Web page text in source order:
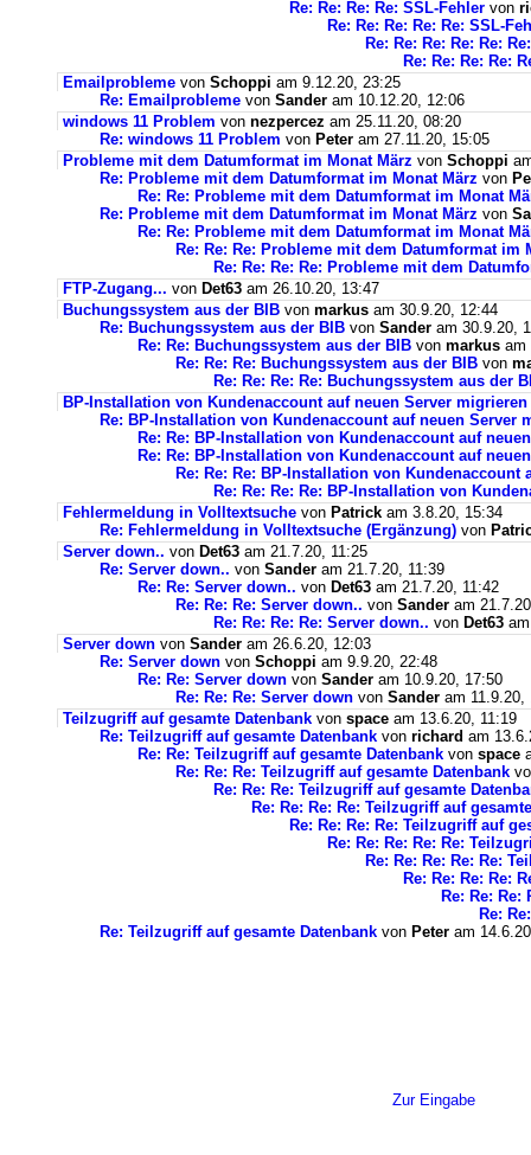
Re: Re: Re: Re: SSL-Fehler von
Re: Re: Re: Re: Re: SSL-
Re: Re: Re: Re: Re:
Re: Re: Re: Re:
Emailprobleme von Schoppi am 9.12.20, 23:25
Re: Emailprobleme von Sander am 10.12.20, 12:06
windows 11 Problem von nezpercez am 25.11.20, 08:20
Re: windows 11 Problem von Peter am 27.11.20, 15:05
Probleme mit dem Datumformat im Monat März von Schoppi
Re: Probleme mit dem Datumformat im Monat März von
Re: Re: Probleme mit dem Datumformat im Monat
Re: Probleme mit dem Datumformat im Monat März von
Re: Re: Probleme mit dem Datumformat im Monat
Re: Re: Re: Probleme mit dem Datumformat im
Re: Re: Re: Re: Probleme mit dem
FTP-Zugang... von Det63 am 26.10.20, 13:47
Buchungssystem aus der BIB von markus am 30.9.20, 12:44
Re: Buchungssystem aus der BIB von Sander am 30.9.20,
Re: Re: Buchungssystem aus der BIB von markus am
Re: Re: Re: Buchungssystem aus der BIB von
Re: Re: Re: Re: Buchungssystem aus der
BP-Installation von Kundenaccount auf neuen Server migrieren
Re: BP-Installation von Kundenaccount auf neuen Server
Re: Re: BP-Installation von Kundenaccount auf
Re: Re: BP-Installation von Kundenaccount auf
Re: Re: Re: BP-Installation von Kundenaccount
Re: Re: Re: Re: BP-Installation von
Fehlermeldung in Volltextsuche von Patrick am 3.8.20, 15:34
Re: Fehlermeldung in Volltextsuche (Ergänzung) von
Server down.. von Det63 am 21.7.20, 11:25
Re: Server down.. von Sander am 21.7.20, 11:39
Re: Re: Server down.. von Det63 am 21.7.20, 11:42
Re: Re: Re: Server down.. von Sander am
Re: Re: Re: Re: Server down.. von Det63
Server down von Sander am 26.6.20, 12:03
Re: Server down von Schoppi am 9.9.20, 22:48
Re: Re: Server down von Sander am 10.9.20, 17:50
Re: Re: Re: Server down von Sander am 11.9.20,
Teilzugriff auf gesamte Datenbank von space am 13.6.20, 11:19
Re: Teilzugriff auf gesamte Datenbank von richard am
Re: Re: Teilzugriff auf gesamte Datenbank von space
Re: Re: Re: Teilzugriff auf gesamte Datenbank
Re: Re: Re: Teilzugriff auf gesamte
Re: Re: Re: Re: Teilzugriff auf
Re: Re: Re: Re: Teilzugriff auf
Re: Re: Re: Re: Re:
Re: Re: Re: Re: Re:
Re: Re: Re: Re:
Re: Re: Re:
Re:
Re: Teilzugriff auf gesamte Datenbank von Peter am
Zur Eingabe